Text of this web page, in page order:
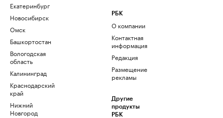
Екатеринбург
Новосибирск
Омск
Башкортостан
Вологодская
область
Калининград
Краснодарский
край
Нижний
Новгород
РБК
О компании
Контактная
информация
Редакция
Размещение
рекламы
Другие
продукты
РБК